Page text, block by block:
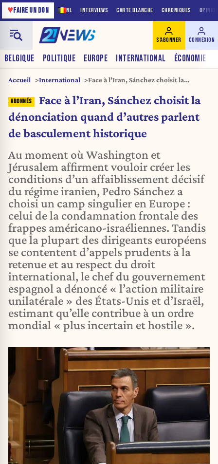
NL INTERVIEWS CARTE BLANCHE CHRONIQUES
♥FAIRE UN DON
BELGIQUE POLITIQUE EUROPE INTERNATIONAL ÉCONOMIE
S'ABONNER CONNEXION
Accueil International
Face à l’Iran, Sánchez choisit la
basculement historique
Face à l’Iran, Sánchez choisit la
dénonciation quand d’autres parlent
de basculement historique
Au moment où Washington et
Jérusalem affirment vouloir créer les
conditions d’un affaiblissement décisif
du régime iranien, Pedro Sánchez a
choisi un camp singulier en Europe :
celui de la condamnation frontale des
frappes américano-israéliennes. Tandis
que la plupart des dirigeants européens
se contentent d’appels prudents à la
retenue et au respect du droit
international, le chef du gouvernement
espagnol a dénoncé « l’action militaire
unilatérale » des États-Unis et d’Israël,
estimant qu’elle contribue à un ordre
mondial « plus incertain et hostile ».